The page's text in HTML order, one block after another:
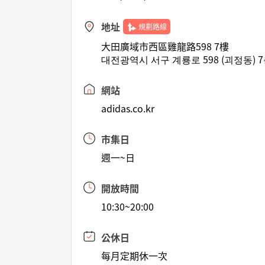
地址 規劃路線
大田廣域市西區雞龍路598 7樓
대전광역시 서구 계룡로 598 (괴정동)
網站
adidas.co.kr
市集日
週一~日
開放時間
10:30~20:00
公休日
每月定期休一次